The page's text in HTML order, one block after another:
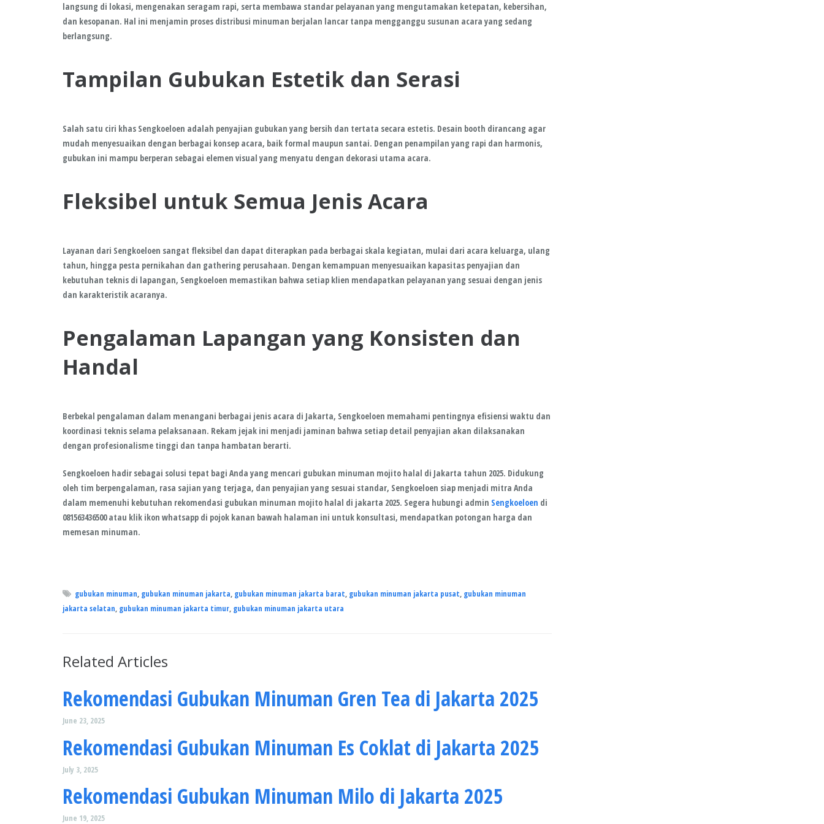
langsung di lokasi, mengenakan seragam rapi, serta membawa standar pelayanan yang mengutamakan ketepatan, kebersihan,
dan kesopanan. Hal ini menjamin proses distribusi minuman berjalan lancar tanpa mengganggu susunan acara yang sedang
berlangsung.
Tampilan Gubukan Estetik dan Serasi
Salah satu ciri khas Sengkoeloen adalah penyajian gubukan yang bersih dan tertata secara estetis. Desain booth dirancang agar
mudah menyesuaikan dengan berbagai konsep acara, baik formal maupun santai. Dengan penampilan yang rapi dan harmonis,
gubukan ini mampu berperan sebagai elemen visual yang menyatu dengan dekorasi utama acara.
Fleksibel untuk Semua Jenis Acara
Layanan dari Sengkoeloen sangat fleksibel dan dapat diterapkan pada berbagai skala kegiatan, mulai dari acara keluarga, ulang
tahun, hingga pesta pernikahan dan gathering perusahaan. Dengan kemampuan menyesuaikan kapasitas penyajian dan
kebutuhan teknis di lapangan, Sengkoeloen memastikan bahwa setiap klien mendapatkan pelayanan yang sesuai dengan jenis
dan karakteristik acaranya.
Pengalaman Lapangan yang Konsisten dan
Handal
Berbekal pengalaman dalam menangani berbagai jenis acara di Jakarta, Sengkoeloen memahami pentingnya efisiensi waktu dan
koordinasi teknis selama pelaksanaan. Rekam jejak ini menjadi jaminan bahwa setiap detail penyajian akan dilaksanakan
dengan profesionalisme tinggi dan tanpa hambatan berarti.
Sengkoeloen hadir sebagai solusi tepat bagi Anda yang mencari gubukan minuman mojito halal di Jakarta tahun 2025. Didukung
oleh tim berpengalaman, rasa sajian yang terjaga, dan penyajian yang sesuai standar, Sengkoeloen siap menjadi mitra Anda
dalam memenuhi kebutuhan rekomendasi gubukan minuman mojito halal di jakarta 2025. Segera hubungi admin Sengkoeloen di
081563436500 atau klik ikon whatsapp di pojok kanan bawah halaman ini untuk konsultasi, mendapatkan potongan harga dan
memesan minuman.
gubukan minuman, gubukan minuman jakarta, gubukan minuman jakarta barat, gubukan minuman jakarta pusat, gubukan minuman
jakarta selatan, gubukan minuman jakarta timur, gubukan minuman jakarta utara
Related Articles
Rekomendasi Gubukan Minuman Gren Tea di Jakarta 2025
June 23, 2025
Rekomendasi Gubukan Minuman Es Coklat di Jakarta 2025
July 3, 2025
Rekomendasi Gubukan Minuman Milo di Jakarta 2025
June 19, 2025